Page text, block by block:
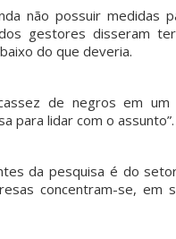
não possuir medidas
gestores disseram
do que deveria.
de negros em
para lidar com o assunto”.
da pesquisa é do
concentram-se,
...
maiores
conquistas
da...
Torres,